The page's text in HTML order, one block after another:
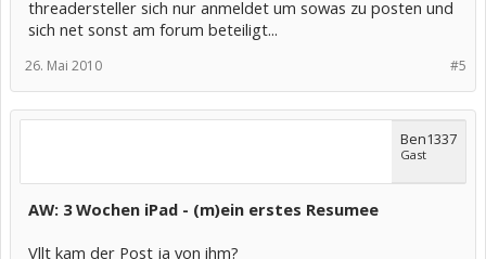
threadersteller sich nur anmeldet um sowas zu posten und
sich net sonst am forum beteiligt...
#5
26. Mai 2010
Ben1337
Gast
AW: 3 Wochen iPad - (m)ein erstes Resumee
Vllt kam der Post ja von ihm?